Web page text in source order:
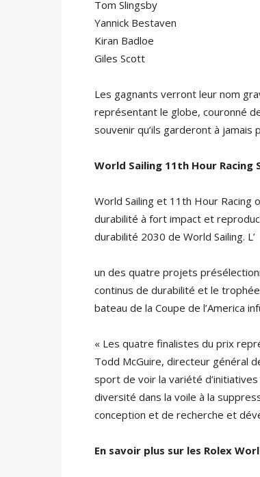
Tom Slingsby
Yannick Bestaven
Kiran Badloe
Giles Scott
Les gagnants verront leur nom
représentant le globe, couronné
souvenir qu’ils garderont à jamais
World Sailing 11th Hour
World Sailing et 11th Hour Racing
durabilité à fort impact et
durabilité 2030 de World Sailing. L’
un des quatre projets
continus de durabilité et le
bateau de la Coupe de l’America
« Les quatre finalistes du prix
Todd McGuire, directeur général
sport de voir la variété
diversité dans la voile à la
conception et de recherche et
En savoir plus sur les Rolex